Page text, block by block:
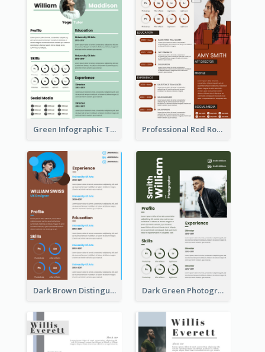
Green Infographic Teacher Resume Professional Red Rouge Resume
Dark Brown Distinguished Modern Resume Dark Green Photographer Resume